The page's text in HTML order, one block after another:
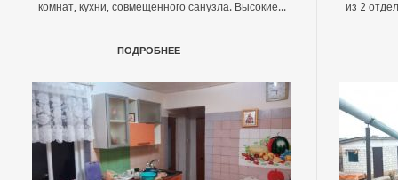
комнат, кухни, совмещенного санузла. Высокие...
ПОДРОБНЕЕ
из 2